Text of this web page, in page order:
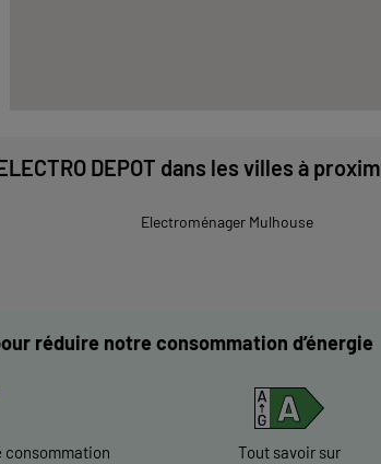
DEPOT dans les villes à
Electroménager Mulhouse
réduire notre consommation d’énergie
consommation
Tout savoir sur